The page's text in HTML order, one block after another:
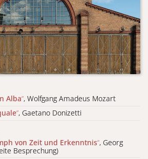
Alba“, Wolfgang Amadeus Mozart
“, Gaetano Donizetti
von Zeit und Erkenntnis“, Georg
Besprechung)